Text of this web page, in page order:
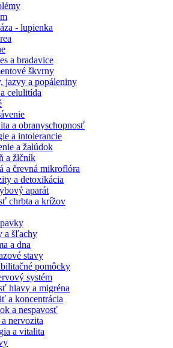
- lupienka
a bradavice
škvrny
jazvy a popáleniny
celulitída
a obranyschopnosť
a intolerancie
a žalúdok
a žlčník
a črevná mikroflóra
a detoxikácia
aparát
chrbta a krížov
a šľachy
a dna
stavy
pomôcky
systém
hlavy a migréna
a koncentrácia
a nespavosť
a nervozita
a vitalita